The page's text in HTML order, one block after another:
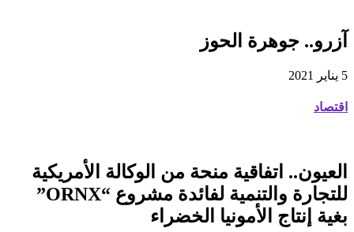
آزرو.. جوهرة الحوز
5 يناير 2021
اقتصاد
العيون.. اتفاقية منحة من الوكالة الأمريكية
للتجارة والتنمية لفائدة مشروع “ORNX”
بغية إنتاج الأمونيا الخضراء